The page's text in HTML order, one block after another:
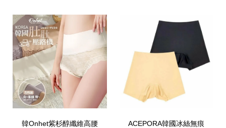
韓Onhet紫杉醇纖維高腰
ACEPORA韓國冰絲無痕